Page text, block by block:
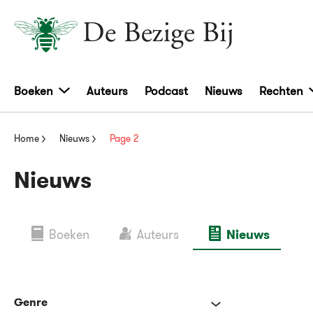
Boeken Auteurs Podcast Nieuws Rechten
Home Nieuws Page 2
Nieuws
Boeken Auteurs Nieuws
Genre